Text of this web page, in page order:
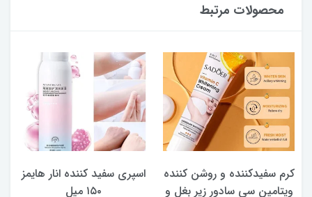
محصولات مرتبط
کرم سفیدکننده و روشن کننده
ویتامین سی سادور زیر بغل و
اسپری سفید کننده انار هایمز
۱۵۰ میل